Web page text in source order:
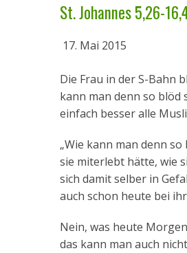
St. Johannes 5,26-
17. Mai 2015
Die Frau in der S-Bahn
kann man denn so blöd
einfach besser alle
„Wie kann man denn
sie miterlebt hätte, wie
sich damit selber in
auch schon heute bei
Nein, was heute
das kann man auch